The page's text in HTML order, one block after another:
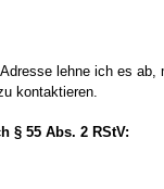
lehne ich es
kontaktieren.
§ 55 Abs. 2 RStV: